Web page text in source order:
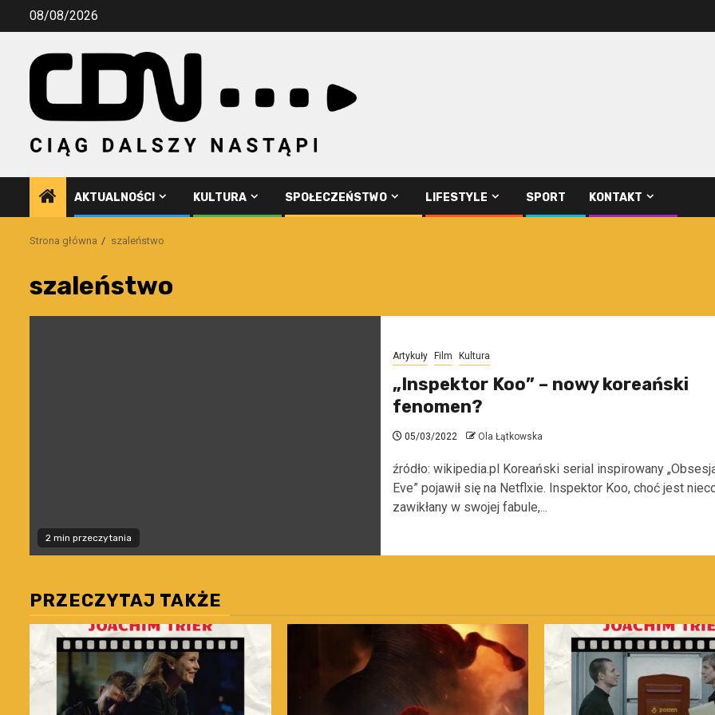
Przejdź08/08/2026
AKTUALNOŚCI KULTURA SPOŁECZEŃSTWO LIFESTYLE SPORT KONTAKT
Strona główna szaleństwo
szaleństwo
2 min przeczytania
Artykuły Film Kultura
„Inspektor Koo” – nowy koreański
fenomen?
05/03/2022 Ola Łątkowska
źródło: wikipedia.pl Koreański serial inspirowany
Eve” pojawił się na Netflxie. Inspektor Koo, choć jest
zawikłany w swojej fabule,...
PRZECZYTAJ TAKŻE